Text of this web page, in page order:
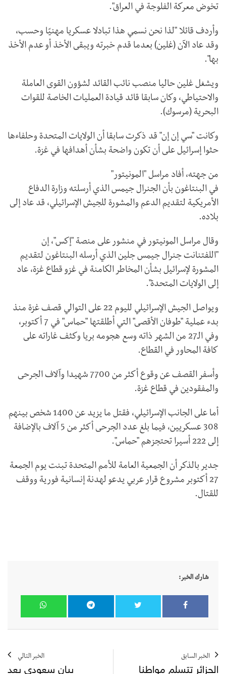
تخوض معركة الفلوجة في العراق".
وأردف قائلا "لذا نحن نسمي هذا تبادلا عسكريا مهنيًا وحسب،
وقد عاد الآن (غلين) بعدما قدم خبرته ويبقى الأخذ أو عدم الأخذ
بها".
ويشغل غلين حاليا منصب نائب القائد لشؤون القوى العاملة
والاحتياطي، وكان سابقا قائد قيادة العمليات الخاصة للقوات
البحرية (مرسوك).
وكانت "سي إن إن" قد ذكرت سابقا أن الولايات المتحدة وحلفاءها
حثوا إسرائيل على أن تكون واضحة بشأن أهدافها في غزة.
من جهته، أفاد مراسل "المونيتور"
في البنتاغون بأن الجنرال جيمس الذي أرسلته وزارة الدفاع
الأمريكية لتقديم الدعم والمشورة للجيش الإسرائيلي، قد عاد إلى
بلاده.
وقال مراسل المونيتور في منشور على منصة "إكس"، إن
"اللفتنانت جنرال جيمس جلين الذي أرسله البنتاغون لتقديم
المشورة لإسرائيل بشأن المخاطر الكامنة في غزو قطاع غزة، عاد
إلى الولايات المتحدة".
ويواصل الجيش الإسرائيلي لليوم 22 على التوالي قصف غزة منذ
بدء عملية "طوفان الأقصى" التي أطلقتها "حماس" في 7 أكتوبر،
وفي الـ27 من الشهر ذاته وسع هجومه بريا وكثف غاراته على
كافة المحاور في القطاع.
وأسفر القصف عن وقوع أكثر من 7700 شهيدا وآلاف الجرحى
والمفقودين في قطاع غزة.
أما على الجانب الإسرائيلي، فقتل ما يزيد عن 1400 شخص بينهم
308 عسكريين، فيما بلغ عدد الجرحى أكثر من 5 آلاف بالإضافة
إلى 222 أسيرا تحتجزهم "حماس".
جدير بالذكر أن الجمعية العامة للأمم المتحدة تبنت يوم الجمعة
27 أكتوبر مشروع قرار عربي يدعو لهدنة إنسانية فورية ووقف
للقتال.
شارك الخبر:
الخبر السابق
الجزائر تتسلم مواطنا
الخبر التالي
بيان سعودي بعد